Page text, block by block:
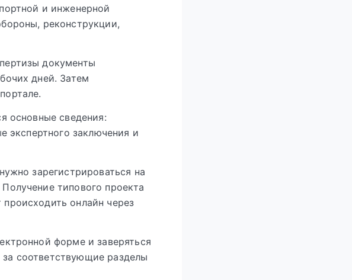
и инженерной
реконструкции,
документы
дней. Затем
основные сведения:
экспертного заключения и
зарегистрироваться на
типового проекта
онлайн через
форме и заверяться
соответствующие разделы